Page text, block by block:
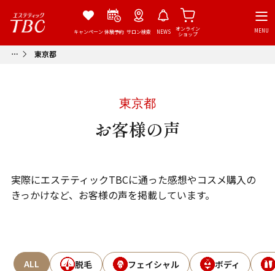
キャンペーン体験予約 サロン検索 NEWS
オンライン
ショップ
MENU
東京都
東京都
お客様の声
実際にエステティックTBCに通った感想やコスメ購入の
きっかけなど、お客様の声を掲載しています。
ALL 脱毛 フェイシャル ボディ